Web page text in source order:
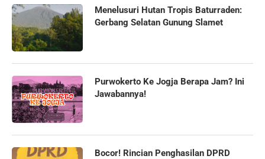
Menelusuri Hutan Tropis Baturraden:
Gerbang Selatan Gunung Slamet
Purwokerto Ke Jogja Berapa Jam? Ini
Jawabannya!
Bocor! Rincian Penghasilan DPRD